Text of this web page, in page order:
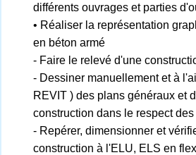
différents ouvrages et parties
• Réaliser la représentation
en béton armé
- Faire le relevé d'une
- Dessiner manuellement et à
REVIT ) des plans généraux et
construction dans le respect
- Repérer, dimensionner et
construction à l'ELU, ELS en